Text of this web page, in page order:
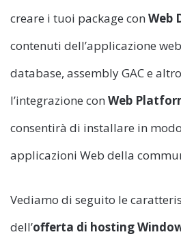
creare i tuoi package con Web
contenuti dell’applicazione
database, assembly GAC e
l’integrazione con Web
consentirà di installare in
applicazioni Web della
Vediamo di seguito le
dell’offerta di hosting